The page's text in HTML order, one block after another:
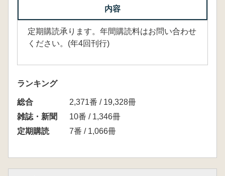
内容
定期購読承ります。年間購読料はお問い合わせ
ください。(年4回刊行)
ランキング
総合
2,371番 / 19,328冊
雑誌・新聞
10番 / 1,346冊
定期購読
7番 / 1,066冊